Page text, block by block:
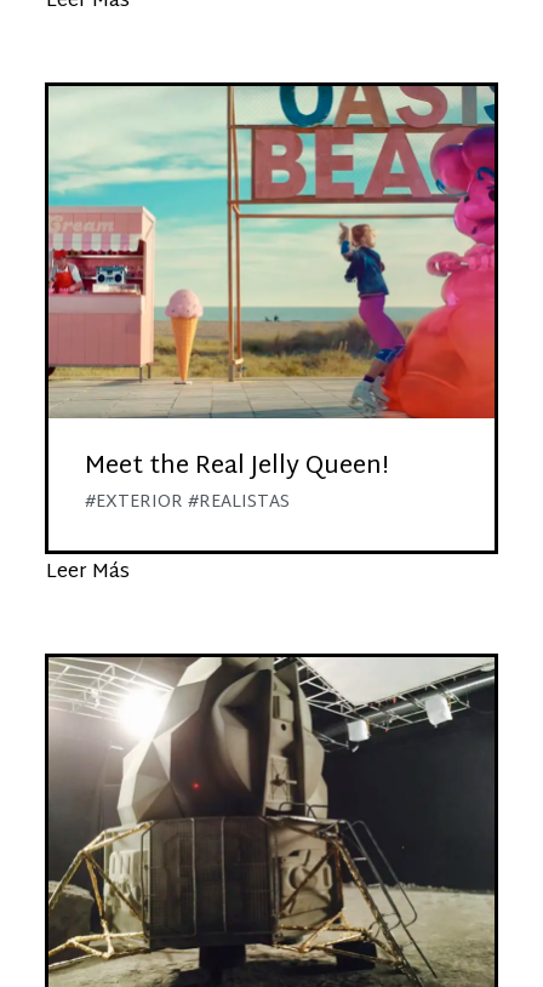
Meet the Real Jelly Queen!
#EXTERIOR #REALISTAS
Leer Más